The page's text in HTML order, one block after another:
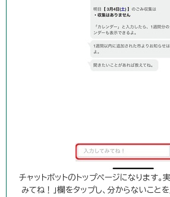
チャットボットのトップページになります。
みてね！」欄をタップし、分からないこと